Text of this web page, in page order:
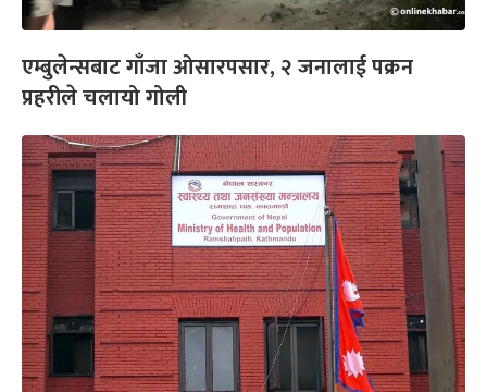
एम्बुलेन्सबाट गाँजा ओसारपसार, २ जनालाई पक्रन
प्रहरीले चलायो गोली